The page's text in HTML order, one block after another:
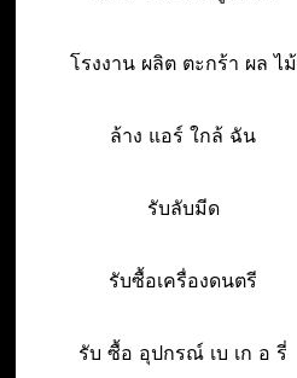
โรงงาน ผลิต ตะกร้า ผล ไม้
ล้าง แอร์ ใกล้ ฉัน
รับลับมีด
รับซื้อเครื่องดนตรี
รับ ซื้อ อุปกรณ์ เบ เก อ รี่